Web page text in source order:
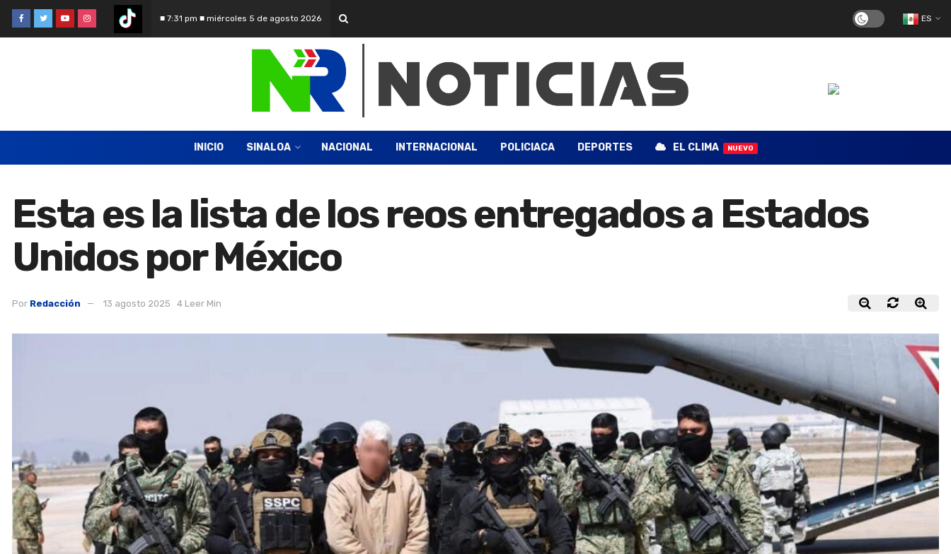
■ 7:31 pm ■ miércoles 5 de agosto 2026 ES
INICIO SINALOA NACIONAL INTERNACIONAL POLICIACA DEPORTES EL CLIMA NUEVO
Esta es la lista de los reos entregados a Estados
Unidos por México
Por Redacción 13 agosto 2025 4 Leer Min